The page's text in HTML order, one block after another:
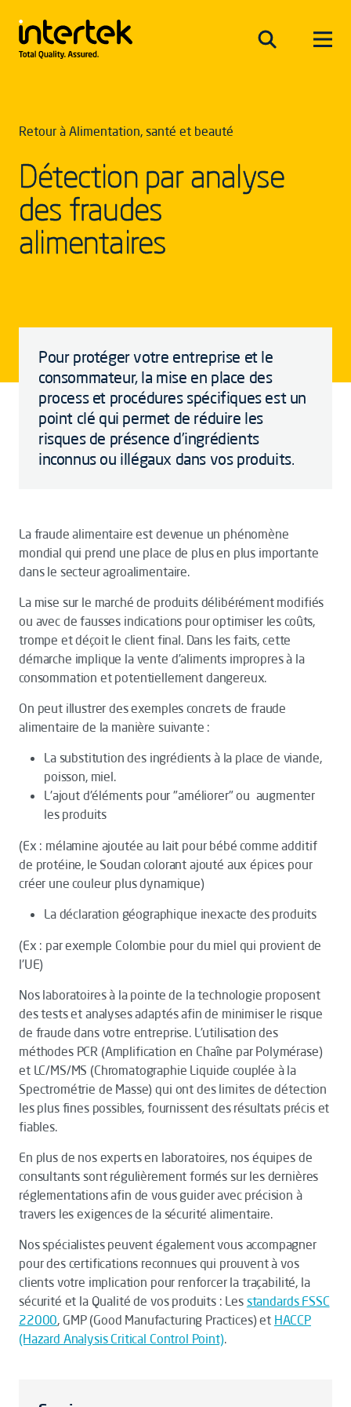
Retour à Alimentation, santé et beauté
Détection par analyse
des fraudes
alimentaires
Pour protéger votre entreprise et le
consommateur, la mise en place des
process et procédures spécifiques est un
point clé qui permet de réduire les
risques de présence d’ingrédients
inconnus ou illégaux dans vos produits.
La fraude alimentaire est devenue un phénomène
mondial qui prend une place de plus en plus importante
dans le secteur agroalimentaire.
La mise sur le marché de produits délibérément modifiés
ou avec de fausses indications pour optimiser les coûts,
trompe et déçoit le client final. Dans les faits, cette
démarche implique la vente d’aliments impropres à la
consommation et potentiellement dangereux.
On peut illustrer des exemples concrets de fraude
alimentaire de la manière suivante :
La substitution des ingrédients à la place de viande,
poisson, miel.
L'ajout d'éléments pour "améliorer" ou augmenter
les produits
(Ex : mélamine ajoutée au lait pour bébé comme additif
de protéine, le Soudan colorant ajouté aux épices pour
créer une couleur plus dynamique)
La déclaration géographique inexacte des produits
(Ex : par exemple Colombie pour du miel qui provient de
l'UE)
Nos laboratoires à la pointe de la technologie proposent
des tests et analyses adaptés afin de minimiser le risque
de fraude dans votre entreprise. L’utilisation des
méthodes PCR (Amplification en Chaîne par Polymérase)
et LC/MS/MS (Chromatographie Liquide couplée à la
Spectrométrie de Masse) qui ont des limites de détection
les plus fines possibles, fournissent des résultats précis et
fiables.
En plus de nos experts en laboratoires, nos équipes de
consultants sont régulièrement formés sur les dernières
réglementations afin de vous guider avec précision à
travers les exigences de la sécurité alimentaire.
Nos spécialistes peuvent également vous accompagner
pour des certifications reconnues qui prouvent à vos
clients votre implication pour renforcer la traçabilité, la
sécurité et la Qualité de vos produits : Les standards FSSC
22000, GMP (Good Manufacturing Practices) et HACCP
(Hazard Analysis Critical Control Point).